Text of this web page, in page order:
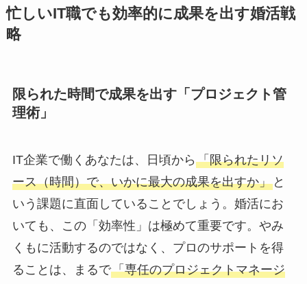
忙しいIT職でも効率的に成果を出す婚活戦
略
限られた時間で成果を出す「プロジェクト管
理術」
IT企業で働くあなたは、日頃から 「限られたリソ
ース（時間）で、いかに最大の成果を出すか」と
いう課題に直面していることでしょう。婚活にお
いても、この「効率性」は極めて重要です。やみ
くもに活動するのではなく、プロのサポートを得
ることは、まるで「専任のプロジェクトマネージ